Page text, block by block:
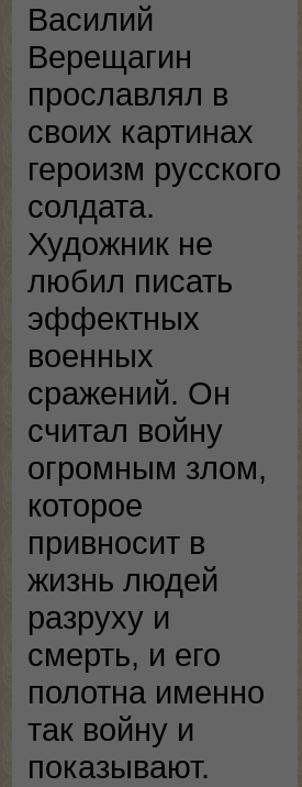
Василий
Верещагин
прославлял в
своих картинах
героизм русского
солдата.
Художник не
любил писать
эффектных
военных
сражений. Он
считал войну
огромным злом,
которое
привносит в
жизнь людей
разруху и
смерть, и его
полотна именно
так войну и
показывают.